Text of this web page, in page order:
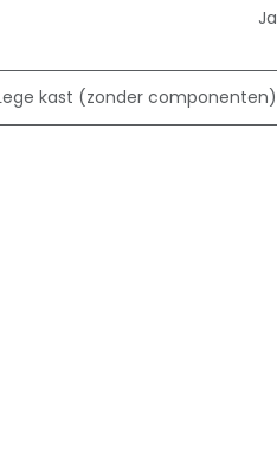
Ja
kast (zonder componenten)